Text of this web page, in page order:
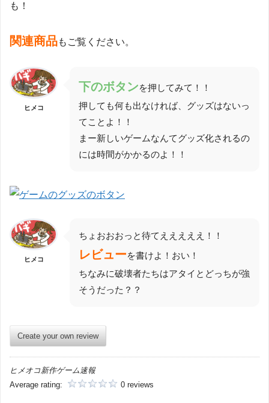
も！
関連商品もご覧ください。
ヒメコ
下のボタンを押してみて！！
押しても何も出なければ、グッズはないっ
てことよ！！
まー新しいゲームなんてグッズ化されるの
には時間がかかるのよ！！
ヒメコ
ちょおおおっと待てえええええ！！
レビューを書けよ！おい！
ちなみに破壊者たちはアタイとどっちが強
そうだった？？
Create your own review
ヒメオコ新作ゲーム速報
Average rating:
0 reviews